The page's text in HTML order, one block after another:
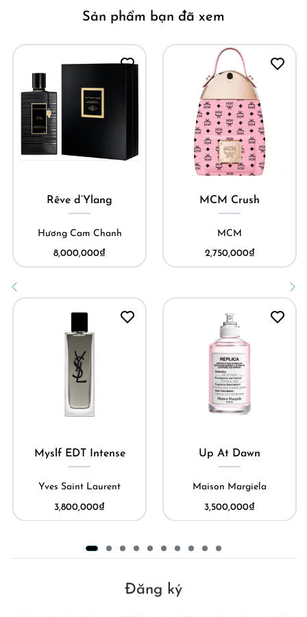
Sản phẩm bạn đã xem
Rêve d’Ylang
Hương Cam Chanh
8,000,000₫
Myslf EDT Intense
Yves Saint Laurent
3,800,000₫
MCM Crush
MCM
2,750,000₫
Up At Dawn
Maison Margiela
3,500,000₫
Đăng ký